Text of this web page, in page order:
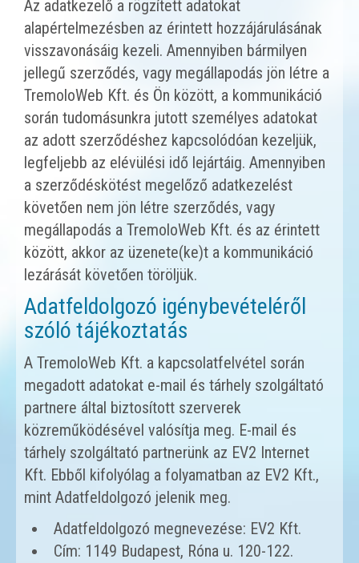
Az adatkezelő a rögzített adatokat
alapértelmezésben az érintett hozzájárulásának
visszavonásáig kezeli. Amennyiben bármilyen
jellegű szerződés, vagy megállapodás jön létre a
TremoloWeb Kft. és Ön között, a kommunikáció
során tudomásunkra jutott személyes adatokat
az adott szerződéshez kapcsolódóan kezeljük,
legfeljebb az elévülési idő lejártáig. Amennyiben
a szerződéskötést megelőző adatkezelést
követően nem jön létre szerződés, vagy
megállapodás a TremoloWeb Kft. és az érintett
között, akkor az üzenete(ke)t a kommunikáció
lezárását követően töröljük.
Adatfeldolgozó igénybevételéről
szóló tájékoztatás
A TremoloWeb Kft. a kapcsolatfelvétel során
megadott adatokat e-mail és tárhely szolgáltató
partnere által biztosított szerverek
közreműködésével valósítja meg. E-mail és
tárhely szolgáltató partnerünk az EV2 Internet
Kft. Ebből kifolyólag a folyamatban az EV2 Kft.,
mint Adatfeldolgozó jelenik meg.
Adatfeldolgozó megnevezése: EV2 Kft.
Cím: 1149 Budapest, Róna u. 120-122.